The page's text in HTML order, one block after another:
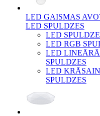
LED GAISMAS
LED SPULDZES
LED
LED RGB
LED
SPULDZES
LED
SPULDZES